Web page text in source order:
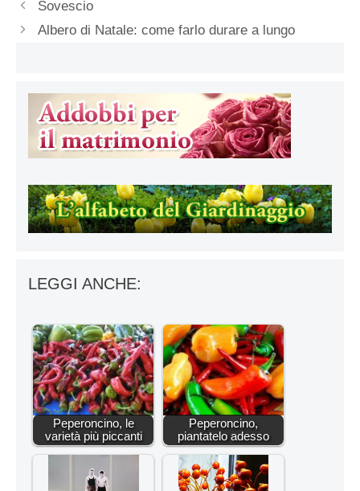
Sovescio
Albero di Natale: come farlo durare a lungo
LEGGI ANCHE:
Peperoncino, le
varietà più piccanti
Peperoncino,
piantatelo adesso